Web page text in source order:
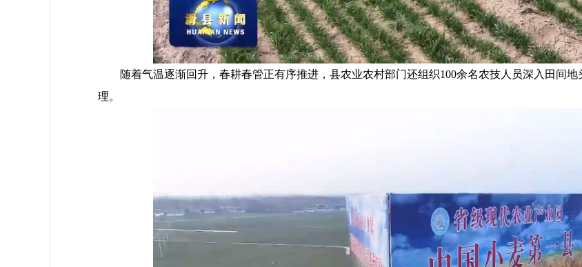
随着气温逐渐回升，春耕春管正有序推进，县农业农村部门还组织100余名农技人员深入田间地
理。